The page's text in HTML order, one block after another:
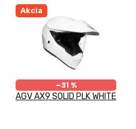
Akcia
–31 %
AGV AX9 SOLID PLK WHITE